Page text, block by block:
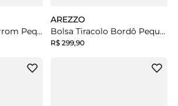
Bolsa Tiracolo Marrom Pequena Corrente Basic
AREZZO
Bolsa Tiracolo Bordô Pequena Corrente Basic
R$ 299,90